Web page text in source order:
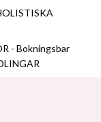
- Bokningsbar